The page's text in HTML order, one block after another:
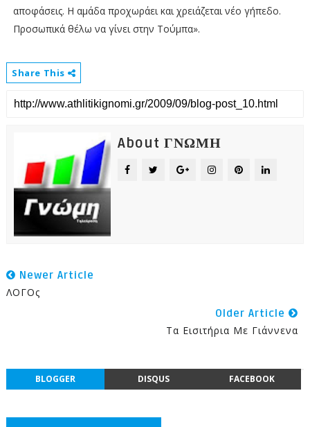
αποφάσεις. Η αμάδα προχωράει και χρειάζεται νέο γήπεδο.
Προσωπικά θέλω να γίνει στην Τούμπα».
Share This
About ΓΝΩΜΗ
Newer Article
ΛΟΓΟς
Older Article
Tα Εισιτήρια Με Γιάννενα
BLOGGER DISQUS FACEBOOK